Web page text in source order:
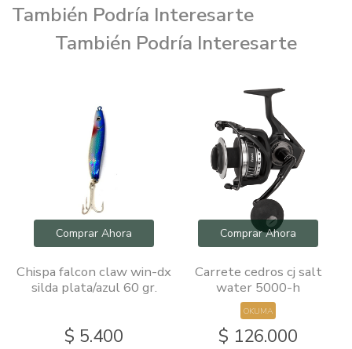
También Podría Interesarte
También Podría Interesarte
Comprar Ahora
Chispa falcon claw win-dx
silda plata/azul 60 gr.
$ 5.400
Comprar Ahora
Carrete cedros cj salt
water 5000-h
OKUMA
$ 126.000